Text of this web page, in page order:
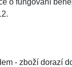
o fungování
- zboží dorazí